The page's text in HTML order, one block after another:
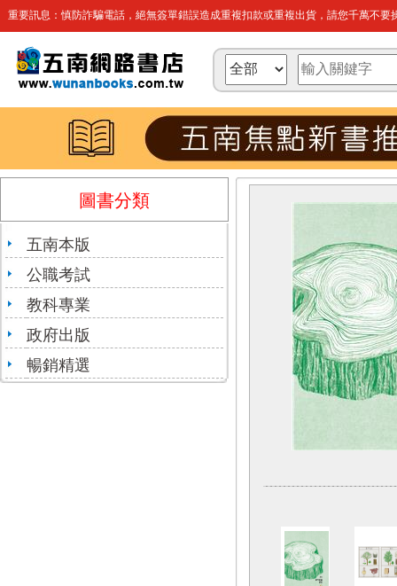
重要訊息：慎防詐騙電話，絕無簽單錯誤造成重複扣款或重複出貨，請您千萬不要
圖書分類
五南本版
公職考試
教科專業
政府出版
暢銷精選